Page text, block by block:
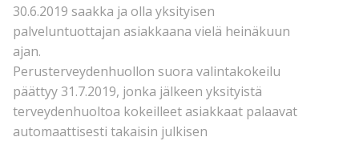
30.6.2019 saakka ja olla yksityisen
palveluntuottajan asiakkaana vielä heinäkuun
ajan.
Perusterveydenhuollon suora valintakokeilu
päättyy 31.7.2019, jonka jälkeen yksityistä
terveydenhuoltoa kokeilleet asiakkaat palaavat
automaattisesti takaisin julkisen